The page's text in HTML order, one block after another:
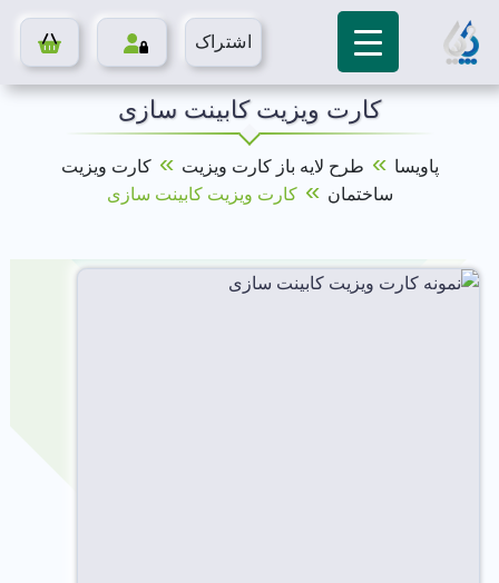
اشتراک
کارت ویزیت کابینت سازی
پاویسا » طرح لایه باز کارت ویزیت »کارت ویزیت
ساختمان »کارت ویزیت کابینت سازی